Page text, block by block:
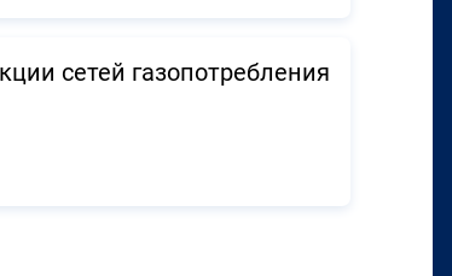
сетей газопотребления